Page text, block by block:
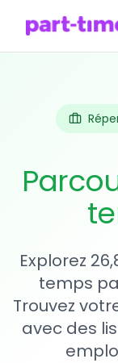
Explorez
temps
Trouvez
avec des